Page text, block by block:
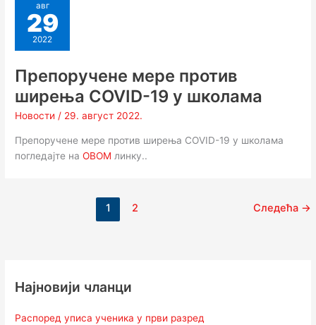
авг
29
2022
Препоручене мере против
ширења COVID-19 у школама
Новости / 29. август 2022.
Препоручене мере против ширења COVID-19 у школама
погледајте наОВОМ линку..
1 2 Следећа →
Најновији чланци
Распоред уписа ученика у први разред